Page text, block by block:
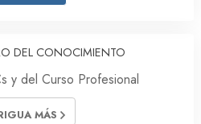
DEL CONOCIMIENTO
y del Curso Profesional
MÁS